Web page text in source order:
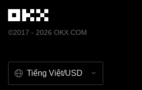
©2017 - 2026 OKX.COM
Tiếng Việt/USD